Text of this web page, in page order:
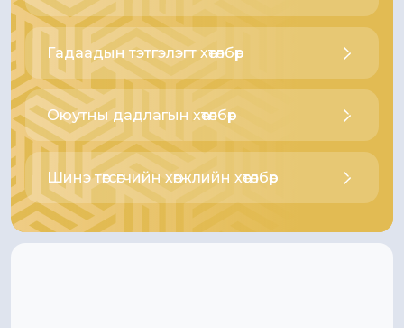
Гадаадын тэтгэлэгт хөтөлбөр
Оюутны дадлагын хөтөлбөр
Шинэ төгсөгчийн хөгжлийн хөтөлбөр